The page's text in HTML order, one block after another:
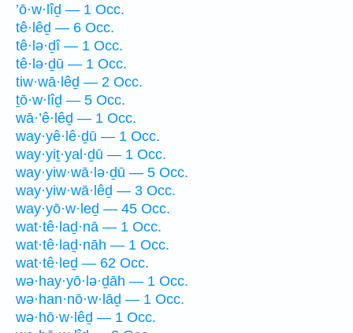
’ō·w·lîḏ — 1 Occ.
tê·lêḏ — 6 Occ.
tê·lə·ḏî — 1 Occ.
tê·lə·ḏū — 1 Occ.
tiw·wā·lêḏ — 2 Occ.
ṯō·w·lîḏ — 5 Occ.
wā·’ê·lêḏ — 1 Occ.
way·yê·lê·ḏū — 1 Occ.
way·yiṯ·yal·ḏū — 1 Occ.
way·yiw·wā·lə·ḏū — 5 Occ.
way·yiw·wā·lêḏ — 3 Occ.
way·yō·w·leḏ — 45 Occ.
wat·tê·laḏ·nā — 1 Occ.
wat·tê·laḏ·nāh — 1 Occ.
wat·tê·leḏ — 62 Occ.
wə·hay·yō·lə·ḏāh — 1 Occ.
wə·han·nō·w·lāḏ — 1 Occ.
wə·hō·w·lêḏ — 1 Occ.